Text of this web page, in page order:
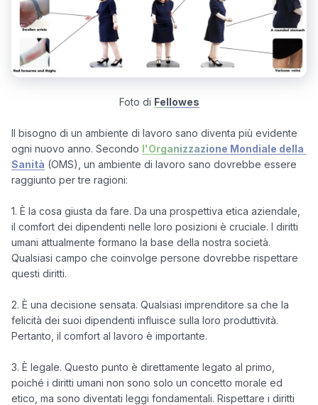
Foto di Fellowes
Il bisogno di un ambiente di lavoro sano diventa più evidente
ogni nuovo anno. Secondo l'Organizzazione Mondiale della
Sanità (OMS), un ambiente di lavoro sano dovrebbe essere
raggiunto per tre ragioni:
1. È la cosa giusta da fare. Da una prospettiva etica aziendale,
il comfort dei dipendenti nelle loro posizioni è cruciale. I diritti
umani attualmente formano la base della nostra società.
Qualsiasi campo che coinvolge persone dovrebbe rispettare
questi diritti.
2. È una decisione sensata. Qualsiasi imprenditore sa che la
felicità dei suoi dipendenti influisce sulla loro produttività.
Pertanto, il comfort al lavoro è importante.
3. È legale. Questo punto è direttamente legato al primo,
poiché i diritti umani non sono solo un concetto morale ed
etico, ma sono diventati leggi fondamentali. Rispettare i diritti